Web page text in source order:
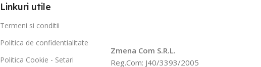
Linkuri utile
Termeni si conditii
Politica de confidentialitate
Politica Cookie - Setari
Zmena Com S.R.L.
Reg.Com: J40/3393/2005